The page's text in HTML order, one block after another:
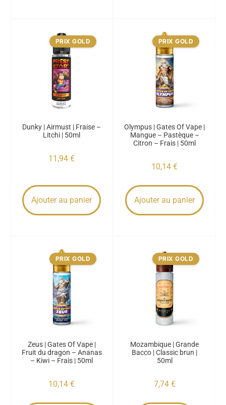
PRIX GOLD
Dunky | Airmust | Fraise –
Litchi | 50ml
11,94 €
Ajouter au panier
PRIX GOLD
Olympus | Gates Of Vape |
Mangue – Pastèque –
Citron – Frais | 50ml
10,14 €
Ajouter au panier
PRIX GOLD
Zeus | Gates Of Vape |
Fruit du dragon – Ananas
– Kiwi – Frais | 50ml
10,14 €
PRIX GOLD
Mozambique | Grande
Bacco | Classic brun |
50ml
7,74 €